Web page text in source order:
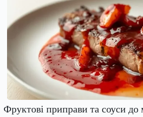
Фруктові приправи та соуси до